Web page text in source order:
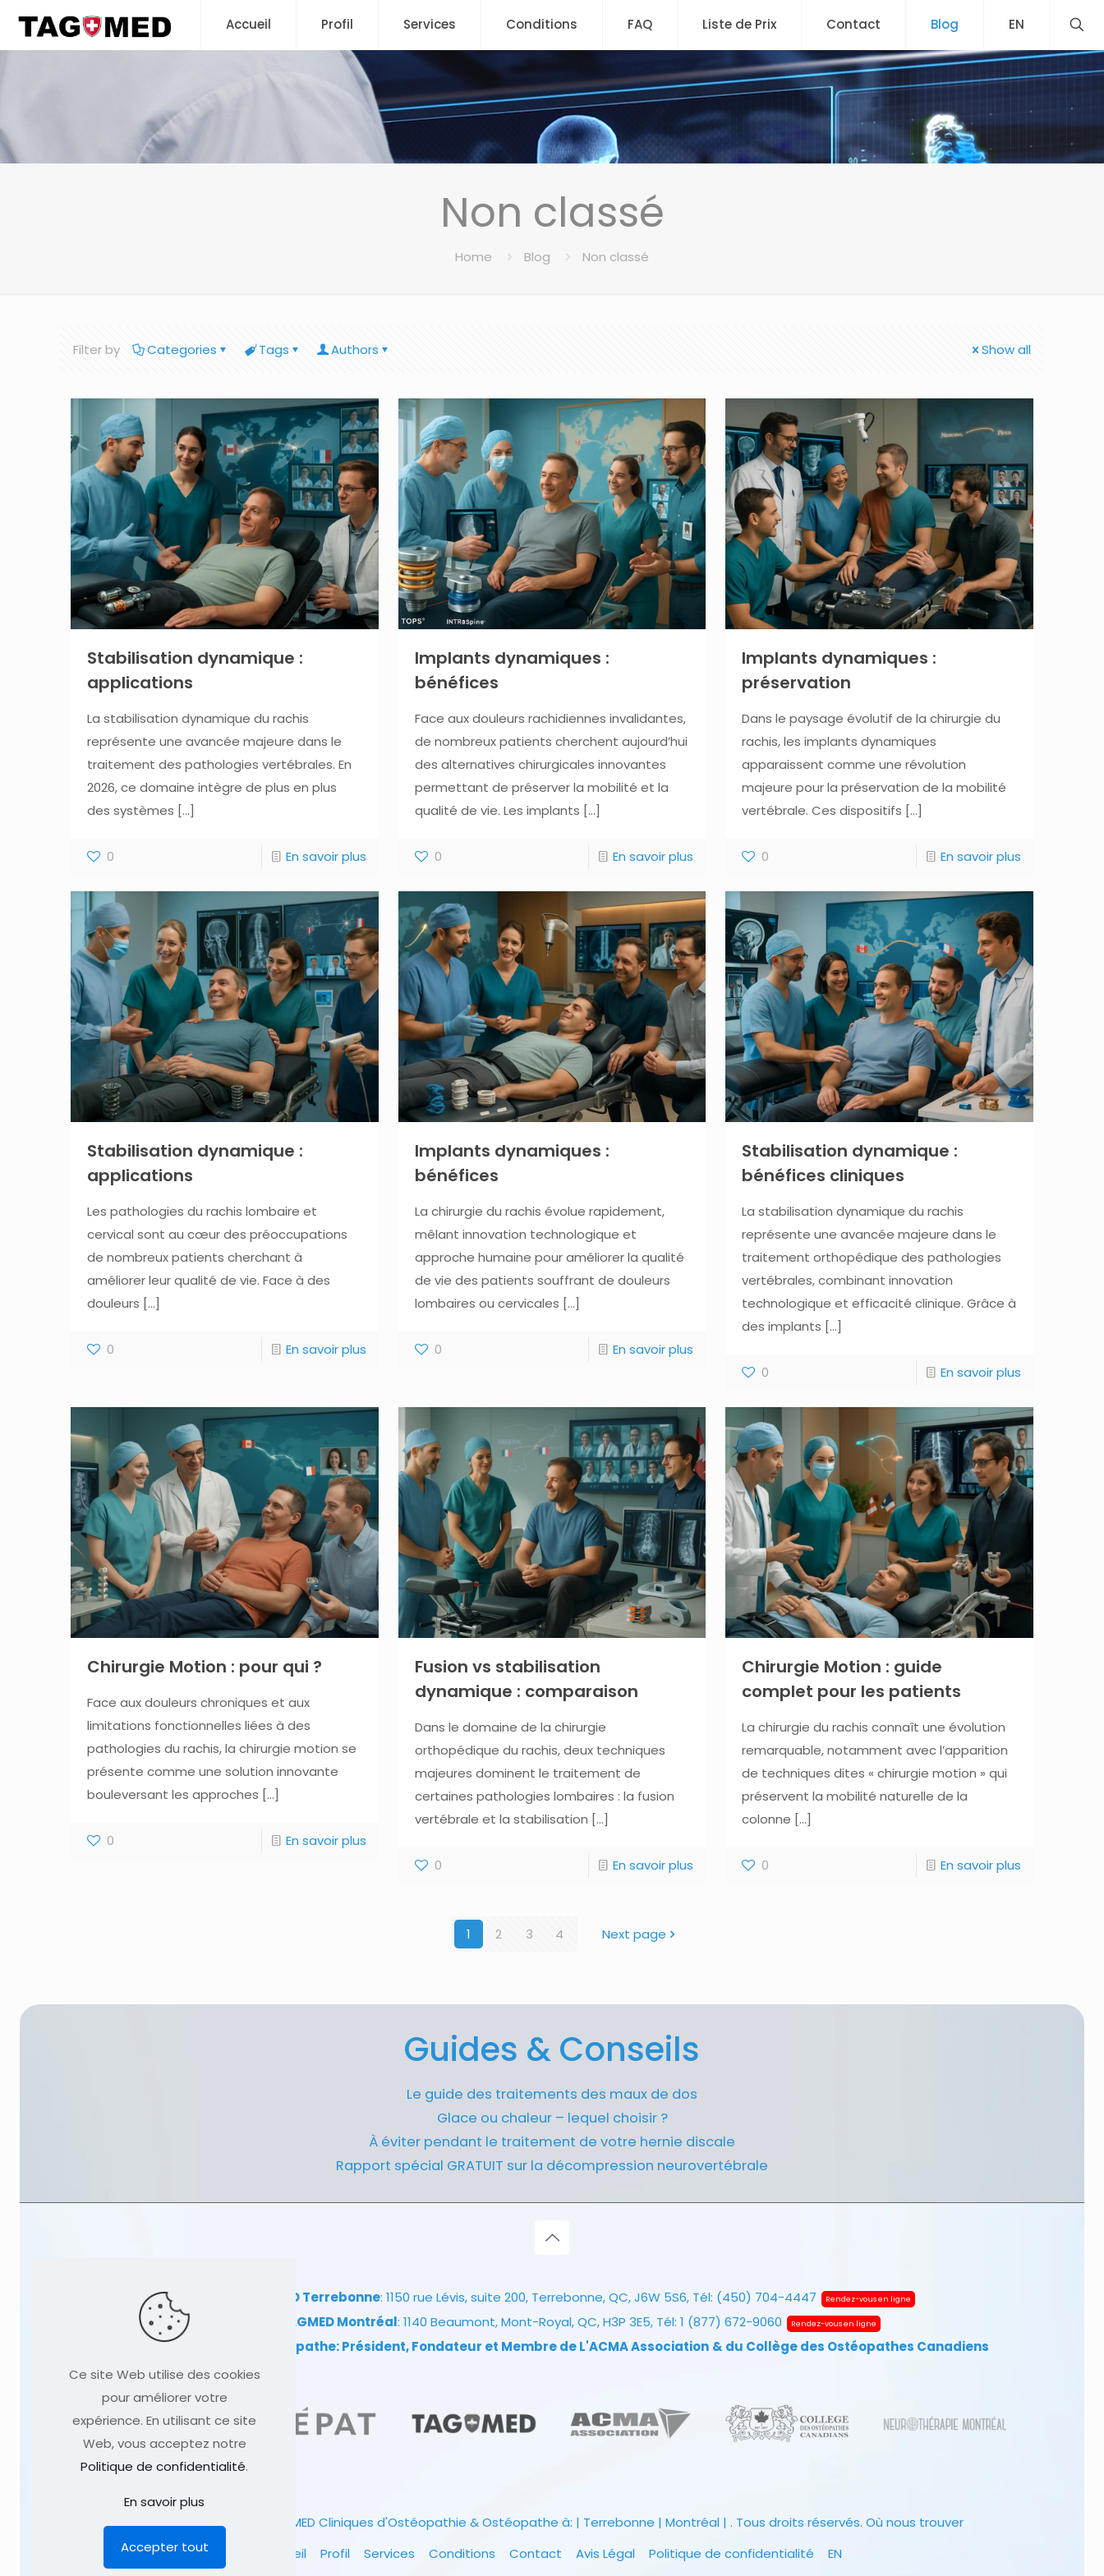
Accueil Profil Services Conditions FAQ Liste de Prix Contact Blog EN
Non classé
Home Blog Non classé
Filter by Categories Tags Authors Show all
Stabilisation dynamique :
applications
La stabilisation dynamique du rachis
représente une avancée majeure dans le
traitement des pathologies vertébrales. En
2026, ce domaine intègre de plus en plus
des systèmes […]
0 En savoir plus
Implants dynamiques :
bénéfices
Face aux douleurs rachidiennes invalidantes,
de nombreux patients cherchent aujourd’hui
des alternatives chirurgicales innovantes
permettant de préserver la mobilité et la
qualité de vie. Les implants […]
0 En savoir plus
Implants dynamiques :
préservation
Dans le paysage évolutif de la chirurgie du
rachis, les implants dynamiques
apparaissent comme une révolution
majeure pour la préservation de la mobilité
vertébrale. Ces dispositifs […]
0 En savoir plus
Stabilisation dynamique :
applications
Les pathologies du rachis lombaire et
cervical sont au cœur des préoccupations
de nombreux patients cherchant à
améliorer leur qualité de vie. Face à des
douleurs […]
0 En savoir plus
Implants dynamiques :
bénéfices
La chirurgie du rachis évolue rapidement,
mêlant innovation technologique et
approche humaine pour améliorer la qualité
de vie des patients souffrant de douleurs
lombaires ou cervicales […]
0 En savoir plus
Stabilisation dynamique :
bénéfices cliniques
La stabilisation dynamique du rachis
représente une avancée majeure dans le
traitement orthopédique des pathologies
vertébrales, combinant innovation
technologique et efficacité clinique. Grâce à
des implants […]
0 En savoir plus
Chirurgie Motion : pour qui ?
Face aux douleurs chroniques et aux
limitations fonctionnelles liées à des
pathologies du rachis, la chirurgie motion se
présente comme une solution innovante
bouleversant les approches […]
0 En savoir plus
Fusion vs stabilisation
dynamique : comparaison
Dans le domaine de la chirurgie
orthopédique du rachis, deux techniques
majeures dominent le traitement de
certaines pathologies lombaires : la fusion
vertébrale et la stabilisation […]
0 En savoir plus
Chirurgie Motion : guide
complet pour les patients
La chirurgie du rachis connaît une évolution
remarquable, notamment avec l’apparition
de techniques dites « chirurgie motion » qui
préservent la mobilité naturelle de la
colonne […]
0 En savoir plus
1 2 3 4 Next page
Guides & Conseils
Le guide des traitements des maux de dos
Glace ou chaleur – lequel choisir ?
À éviter pendant le traitement de votre hernie discale
Rapport spécial GRATUIT sur la décompression neurovertébrale
Clinique TAGMED Terrebonne: 1150 rue Lévis, suite 200, Terrebonne, QC, J6W 5S6, Tél: (450) 704-4447 Rendez-vous en ligne
Clinique TAGMED Montréal: 1140 Beaumont, Mont-Royal, QC, H3P 3E5, Tél: 1 (877) 672-9060 Rendez-vous en ligne
Dr Sylvain Desforges, ostéopathe: Président, Fondateur et Membre de L'ACMA Association & du Collège des Ostéopathes Canadiens
© 1991-2026Clinique TAGMED Cliniques d'Ostéopathie & Ostéopathe à: | Terrebonne | Montréal | . Tous droits réservés. Où nous trouver
Accueil
Profil Services Conditions Contact Avis Légal Politique de confidentialité EN
Ce site Web utilise des cookies
pour améliorer votre
expérience. En utilisant ce site
Web, vous acceptez notre
Politique de confidentialité.
En savoir plus
Accepter tout